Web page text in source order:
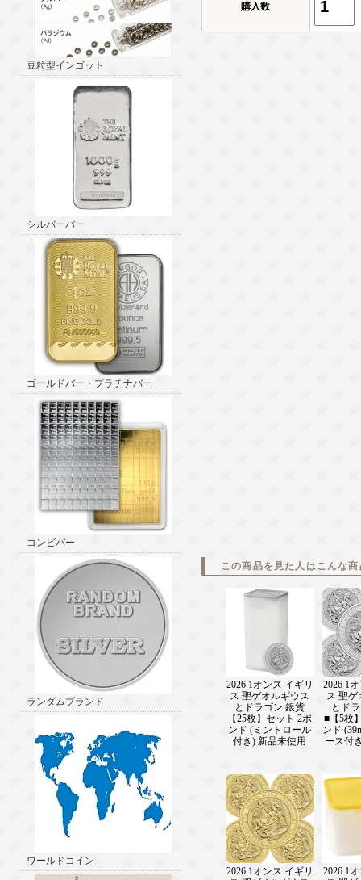
豆粒型インゴット
シルバーバー
ゴールドバー・プラチナバー
コンビバー
ランダムブランド
ワールドコイン
購入数
この商品を見た人はこんな
2026 1オンス イギリ
ス 聖ゲオルギウス
とドラゴン 銀貨
【25枚】セット 2ポ
ンド (ミントロール
付き) 新品未使用
2026 1
ス 聖ゲ
とド
■【5枚
ンド
ース付
2026 1オンス イギリ
2026 1